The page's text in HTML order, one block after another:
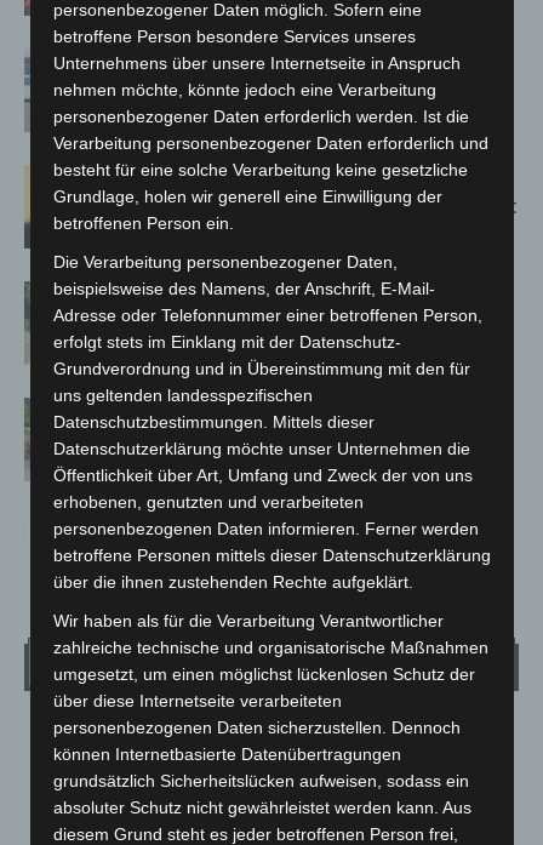
Niedersachsen: Feuerwehrkräfte
kehren nach Waldbrandeinsatz aus
Spanien zurück
Hannover: Erste Tigermücken-
Population in Niedersachsen entdeckt
Brand im „Haus der Begegnung“ in
Neuwarmbüchen schnell eingedämmt
Region Hannover: 21 neue
Notfallsanitäter starten beim Roten
Kreuz
Wetter
LANGENHAGEN
20.3°C 21.1°
personenbezogener Daten möglich. Sofern eine
betroffene Person besondere Services unseres
Unternehmens über unsere Internetseite in Anspruch
nehmen möchte, könnte jedoch eine Verarbeitung
personenbezogener Daten erforderlich werden. Ist die
Verarbeitung personenbezogener Daten erforderlich und
besteht für eine solche Verarbeitung keine gesetzliche
Grundlage, holen wir generell eine Einwilligung der
betroffenen Person ein.
Die Verarbeitung personenbezogener Daten,
beispielsweise des Namens, der Anschrift, E-Mail-
Adresse oder Telefonnummer einer betroffenen Person,
erfolgt stets im Einklang mit der Datenschutz-
Grundverordnung und in Übereinstimmung mit den für
uns geltenden landesspezifischen
Datenschutzbestimmungen. Mittels dieser
Datenschutzerklärung möchte unser Unternehmen die
Öffentlichkeit über Art, Umfang und Zweck der von uns
erhobenen, genutzten und verarbeiteten
personenbezogenen Daten informieren. Ferner werden
betroffene Personen mittels dieser Datenschutzerklärung
über die ihnen zustehenden Rechte aufgeklärt.
Wir haben als für die Verarbeitung Verantwortlicher
zahlreiche technische und organisatorische Maßnahmen
umgesetzt, um einen möglichst lückenlosen Schutz der
über diese Internetseite verarbeiteten
personenbezogenen Daten sicherzustellen. Dennoch
können Internetbasierte Datenübertragungen
grundsätzlich Sicherheitslücken aufweisen, sodass ein
absoluter Schutz nicht gewährleistet werden kann. Aus
diesem Grund steht es jeder betroffenen Person frei,